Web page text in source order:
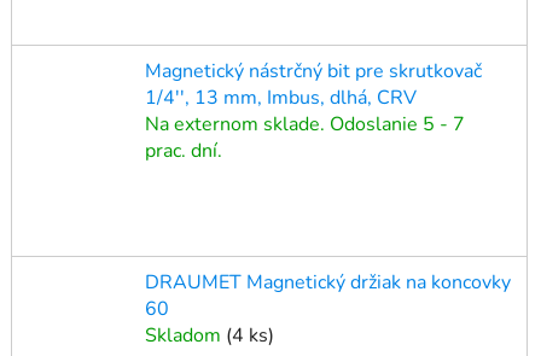
Magnetický nástrčný bit pre skrutkovač
1/4'', 13 mm, Imbus, dlhá, CRV
Na externom sklade. Odoslanie 5 - 7
prac. dní.
DRAUMET Magnetický držiak na koncovky
60
Skladom (4 ks)